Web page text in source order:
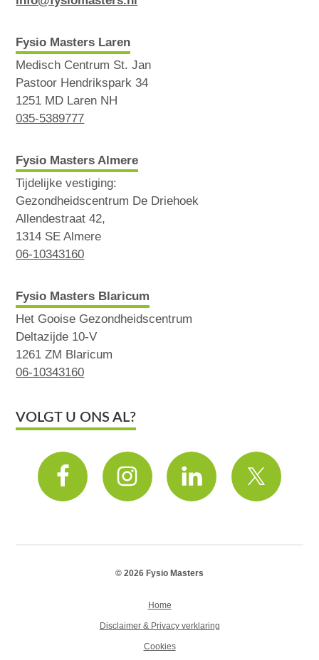
Fysio Masters Laren
Medisch Centrum St. Jan
Pastoor Hendrikspark 34
1251 MD Laren NH
035-5389777
Fysio Masters Almere
Tijdelijke vestiging:
Gezondheidscentrum De Driehoek
Allendestraat 42,
1314 SE Almere
06-10343160
Fysio Masters Blaricum
Het Gooise Gezondheidscentrum
Deltazijde 10-V
1261 ZM Blaricum
06-10343160
VOLGT U ONS AL?
© 2026 Fysio Masters
Home
Disclaimer & Privacy verklaring
Cookies